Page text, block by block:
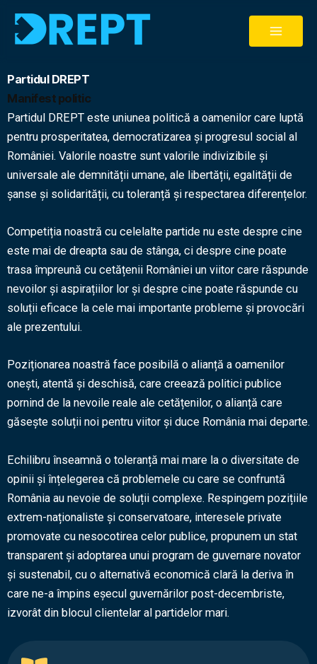
content
Partidul DREPT
Manifest politic
Partidul DREPT este uniunea politică a oamenilor care luptă
pentru prosperitatea, democratizarea și progresul social al
României. Valorile noastre sunt valorile indivizibile și
universale ale demnității umane, ale libertății, egalității de
șanse și solidarității, cu toleranță și respectarea diferențelor.
Competiția noastră cu celelalte partide nu este despre cine
este mai de dreapta sau de stânga, ci despre cine poate
trasa împreună cu cetățenii României un viitor care răspunde
nevoilor și aspirațiilor lor și despre cine poate răspunde cu
soluții eficace la cele mai importante probleme și provocări
ale prezentului.
Poziționarea noastră face posibilă o alianță a oamenilor
onești, atentă și deschisă, care creează politici publice
pornind de la nevoile reale ale cetățenilor, o alianță care
găsește soluții noi pentru viitor și duce România mai departe.
Echilibru înseamnă o toleranță mai mare la o diversitate de
opinii și înțelegerea că problemele cu care se confruntă
România au nevoie de soluții complexe. Respingem pozițiile
extrem-naționaliste și conservatoare, interesele private
promovate cu nesocotirea celor publice, propunem un stat
transparent și adoptarea unui program de guvernare novator
și sustenabil, cu o alternativă economică clară la deriva în
care ne-a împins eșecul guvernărilor post-decembriste,
izvorât din blocul clientelar al partidelor mari.